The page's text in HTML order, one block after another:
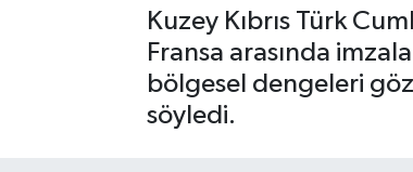
Kuzey Kıbrıs Türk
Fransa arasında
bölgesel dengeleri
söyledi.
Haber Arşivi